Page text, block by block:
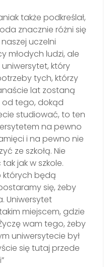
także podkreślał,
znacznie różni się
uczelni
młodych ludzi, ale
który
tych, którzy
lat zostaną
od tego, dokąd
studiować, to ten
na pewno
i na pewno nie
ze szkołą. Nie
jak w szkole.
których będą
się, żeby
Uniwersytet
miejscem, gdzie
wam tego, żeby
uniwersytecie był
się tutaj przede